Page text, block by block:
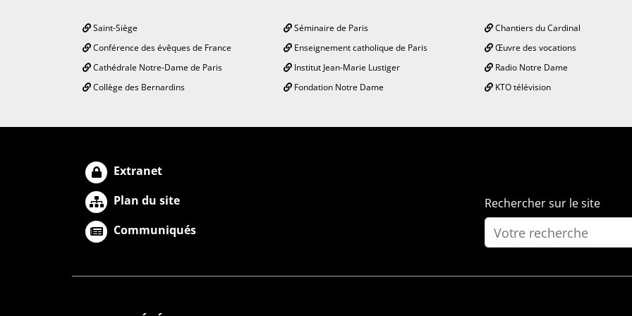
Saint-Siège
Conférence des évêques de France
Cathédrale Notre-Dame de Paris
Collège des Bernardins
Séminaire de Paris
Enseignement catholique de Paris
Institut Jean-Marie Lustiger
Fondation Notre Dame
Chantiers du Cardinal
Œuvre des vocations
Radio Notre Dame
KTO télévision
Extranet
Plan du site
Communiqués
Rechercher sur le site